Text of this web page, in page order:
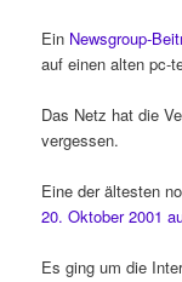
Ein Newsgroup-
auf einen alten pc-
Das Netz hat die
vergessen.
Eine der ältesten
20. Oktober 2001
Es ging um die